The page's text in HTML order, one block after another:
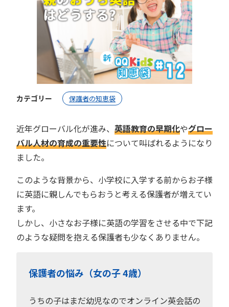
カテゴリー 保護者の知恵袋
近年グローバル化が進み、 英語教育の早期化やグロー
バル人材の育成の重要性について叫ばれるようになり
ました。
このような背景から、小学校に入学する前からお子様
に英語に親しんでもらおうと考える保護者が増えてい
ます。
しかし、小さなお子様に英語の学習をさせる中で下記
のような疑問を抱える保護者も少なくありません。
保護者の悩み（女の子 4歳）
うちの子はまだ幼児なのでオンライン英会話の